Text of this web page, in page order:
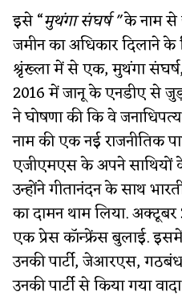
इसे “मुथंगा संघर्ष "के नाम से
जमीन का अधिकार दिलाने
श्रृंख्ला में से एक, मुथंगा
2016 में जानू के एनडीए से
ने घोषणा की कि वे
नाम की एक नई राजनीतिक
एजीएमएस के अपने साथियों
उन्होंने गीतानंदन के साथ
का दामन थाम लिया.
एक प्रेस कॉन्फ्रेंस बुलाई.
उनकी पार्टी, जेआरएस,
उनकी पार्टी से किया गया